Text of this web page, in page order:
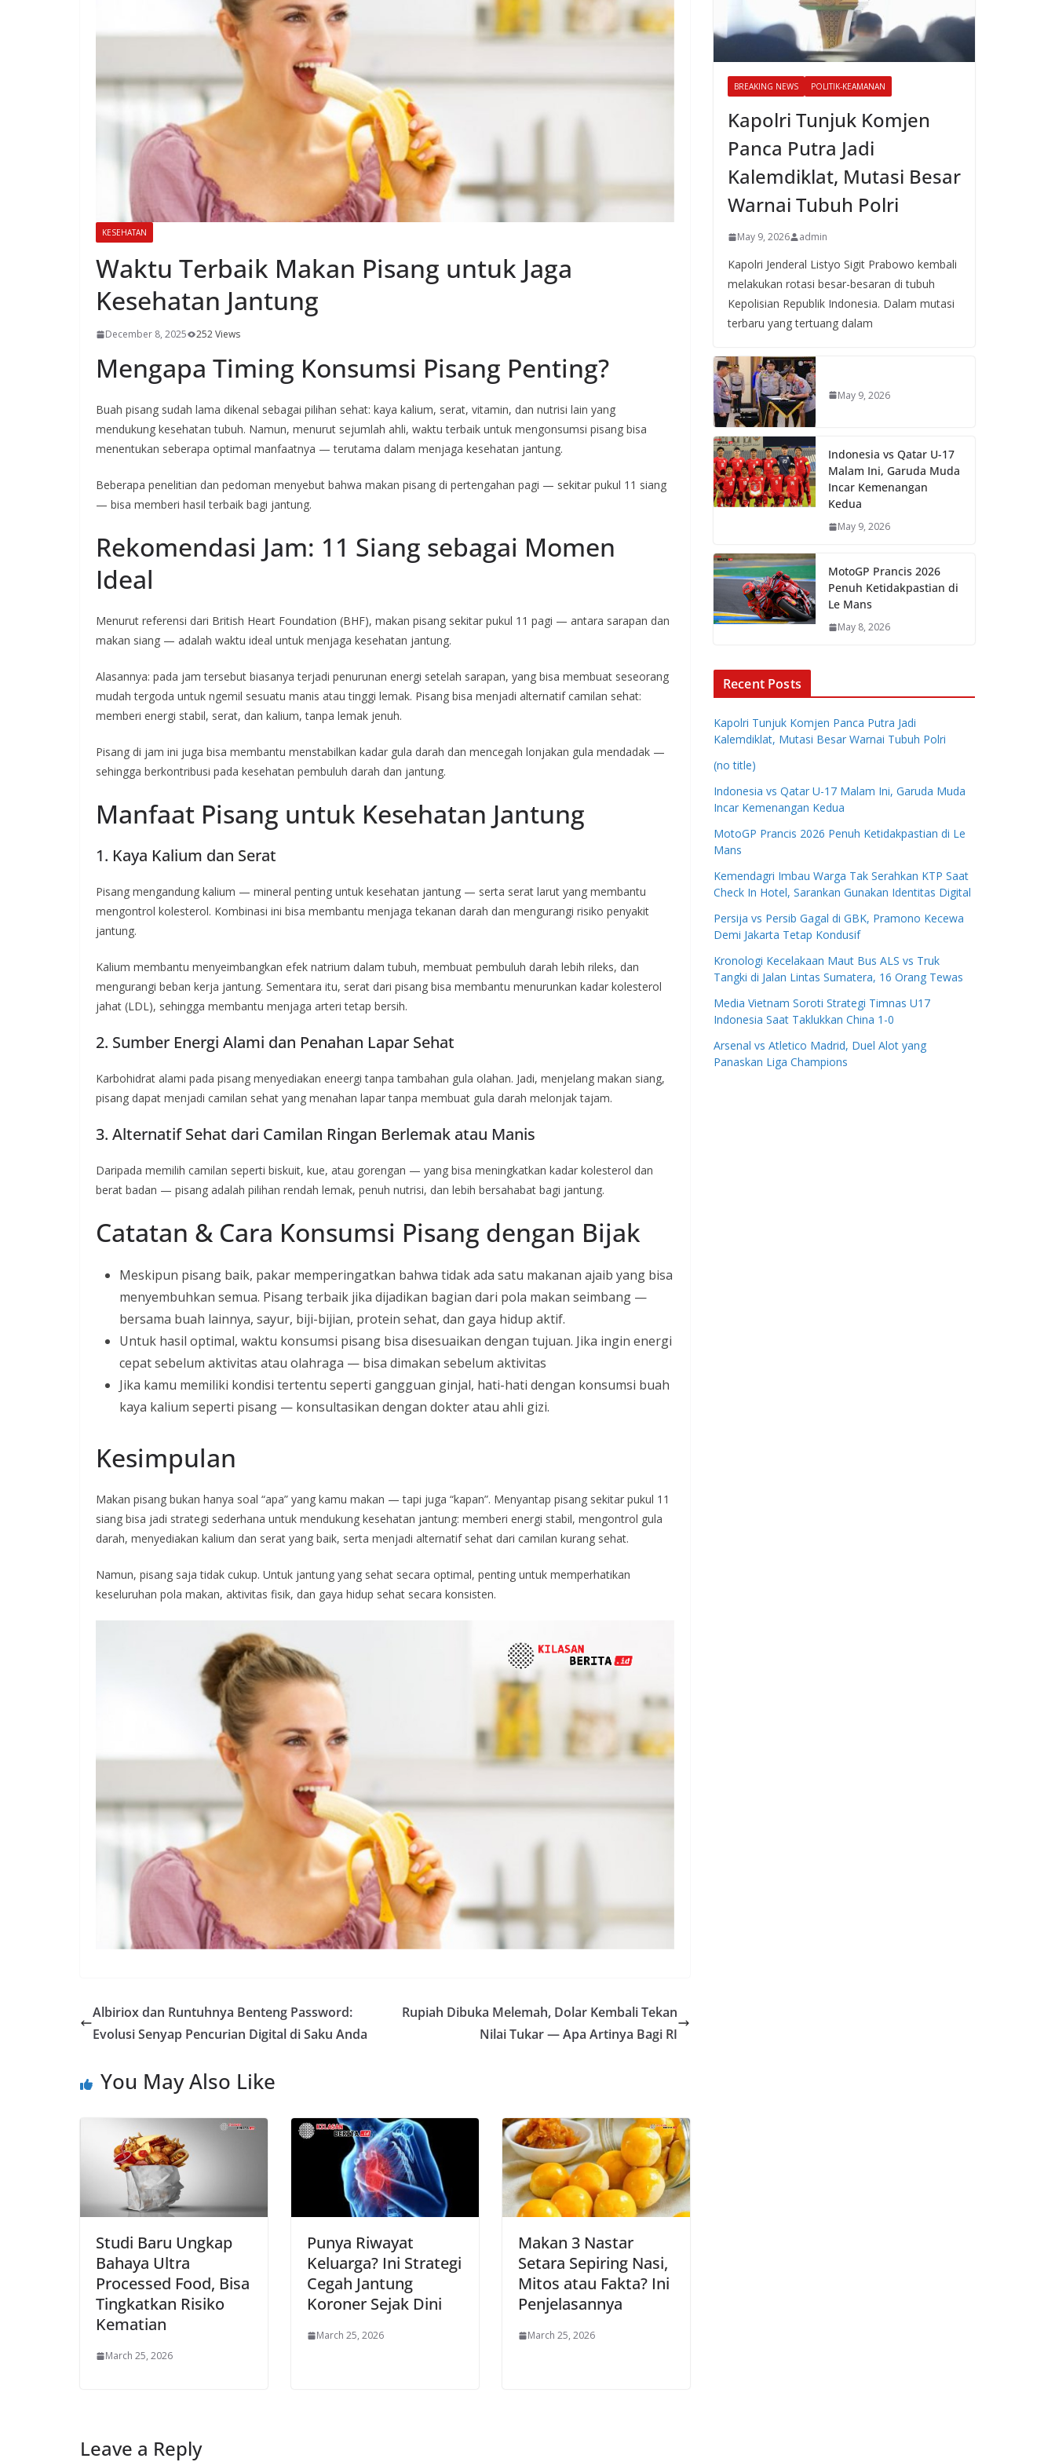
KESEHATAN
Waktu Terbaik Makan Pisang untuk Jaga
Kesehatan Jantung
December 8, 2025 252 Views
Mengapa Timing Konsumsi Pisang Penting?
Buah pisang sudah lama dikenal sebagai pilihan sehat: kaya kalium, serat, vitamin, dan nutrisi lain yang
mendukung kesehatan tubuh. Namun, menurut sejumlah ahli, waktu terbaik untuk mengonsumsi pisang bisa
menentukan seberapa optimal manfaatnya — terutama dalam menjaga kesehatan jantung.
Beberapa penelitian dan pedoman menyebut bahwa makan pisang di pertengahan pagi — sekitar pukul 11 siang
— bisa memberi hasil terbaik bagi jantung.
Rekomendasi Jam: 11 Siang sebagai Momen
Ideal
Menurut referensi dari British Heart Foundation (BHF), makan pisang sekitar pukul 11 pagi — antara sarapan dan
makan siang — adalah waktu ideal untuk menjaga kesehatan jantung.
Alasannya: pada jam tersebut biasanya terjadi penurunan energi setelah sarapan, yang bisa membuat seseorang
mudah tergoda untuk ngemil sesuatu manis atau tinggi lemak. Pisang bisa menjadi alternatif camilan sehat:
memberi energi stabil, serat, dan kalium, tanpa lemak jenuh.
Pisang di jam ini juga bisa membantu menstabilkan kadar gula darah dan mencegah lonjakan gula mendadak —
sehingga berkontribusi pada kesehatan pembuluh darah dan jantung.
Manfaat Pisang untuk Kesehatan Jantung
1. Kaya Kalium dan Serat
Pisang mengandung kalium — mineral penting untuk kesehatan jantung — serta serat larut yang membantu
mengontrol kolesterol. Kombinasi ini bisa membantu menjaga tekanan darah dan mengurangi risiko penyakit
jantung.
Kalium membantu menyeimbangkan efek natrium dalam tubuh, membuat pembuluh darah lebih rileks, dan
mengurangi beban kerja jantung. Sementara itu, serat dari pisang bisa membantu menurunkan kadar kolesterol
jahat (LDL), sehingga membantu menjaga arteri tetap bersih.
2. Sumber Energi Alami dan Penahan Lapar Sehat
Karbohidrat alami pada pisang menyediakan eneergi tanpa tambahan gula olahan. Jadi, menjelang makan siang,
pisang dapat menjadi camilan sehat yang menahan lapar tanpa membuat gula darah melonjak tajam.
3. Alternatif Sehat dari Camilan Ringan Berlemak atau Manis
Daripada memilih camilan seperti biskuit, kue, atau gorengan — yang bisa meningkatkan kadar kolesterol dan
berat badan — pisang adalah pilihan rendah lemak, penuh nutrisi, dan lebih bersahabat bagi jantung.
Catatan & Cara Konsumsi Pisang dengan Bijak
Meskipun pisang baik, pakar memperingatkan bahwa tidak ada satu makanan ajaib yang bisa
menyembuhkan semua. Pisang terbaik jika dijadikan bagian dari pola makan seimbang —
bersama buah lainnya, sayur, biji-bijian, protein sehat, dan gaya hidup aktif.
Untuk hasil optimal, waktu konsumsi pisang bisa disesuaikan dengan tujuan. Jika ingin energi
cepat sebelum aktivitas atau olahraga — bisa dimakan sebelum aktivitas
Jika kamu memiliki kondisi tertentu seperti gangguan ginjal, hati-hati dengan konsumsi buah
kaya kalium seperti pisang — konsultasikan dengan dokter atau ahli gizi.
Kesimpulan
Makan pisang bukan hanya soal “apa” yang kamu makan — tapi juga “kapan”. Menyantap pisang sekitar pukul 11
siang bisa jadi strategi sederhana untuk mendukung kesehatan jantung: memberi energi stabil, mengontrol gula
darah, menyediakan kalium dan serat yang baik, serta menjadi alternatif sehat dari camilan kurang sehat.
Namun, pisang saja tidak cukup. Untuk jantung yang sehat secara optimal, penting untuk memperhatikan
keseluruhan pola makan, aktivitas fisik, dan gaya hidup sehat secara konsisten.
Albiriox dan Runtuhnya Benteng Password:
Evolusi Senyap Pencurian Digital di Saku Anda
Rupiah Dibuka Melemah, Dolar Kembali Tekan
Nilai Tukar — Apa Artinya Bagi RI
You May Also Like
Studi Baru Ungkap
Bahaya Ultra
Processed Food, Bisa
Tingkatkan Risiko
Kematian
March 25, 2026
Punya Riwayat
Keluarga? Ini Strategi
Cegah Jantung
Koroner Sejak Dini
March 25, 2026
Makan 3 Nastar
Setara Sepiring Nasi,
Mitos atau Fakta? Ini
Penjelasannya
March 25, 2026
Leave a Reply
BREAKING NEWS POLITIK-KEAMANAN
Kapolri Tunjuk Komjen
Panca Putra Jadi
Kalemdiklat, Mutasi Besar
Warnai Tubuh Polri
May 9, 2026 admin
Kapolri Jenderal Listyo Sigit Prabowo kembali
melakukan rotasi besar-besaran di tubuh
Kepolisian Republik Indonesia. Dalam mutasi
terbaru yang tertuang dalam
May 9, 2026
Indonesia vs Qatar U-17
Malam Ini, Garuda Muda
Incar Kemenangan
Kedua
May 9, 2026
MotoGP Prancis 2026
Penuh Ketidakpastian di
Le Mans
May 8, 2026
Recent Posts
Kapolri Tunjuk Komjen Panca Putra Jadi
Kalemdiklat, Mutasi Besar Warnai Tubuh Polri
(no title)
Indonesia vs Qatar U-17 Malam Ini, Garuda Muda
Incar Kemenangan Kedua
MotoGP Prancis 2026 Penuh Ketidakpastian di Le
Mans
Kemendagri Imbau Warga Tak Serahkan KTP Saat
Check In Hotel, Sarankan Gunakan Identitas Digital
Persija vs Persib Gagal di GBK, Pramono Kecewa
Demi Jakarta Tetap Kondusif
Kronologi Kecelakaan Maut Bus ALS vs Truk
Tangki di Jalan Lintas Sumatera, 16 Orang Tewas
Media Vietnam Soroti Strategi Timnas U17
Indonesia Saat Taklukkan China 1-0
Arsenal vs Atletico Madrid, Duel Alot yang
Panaskan Liga Champions